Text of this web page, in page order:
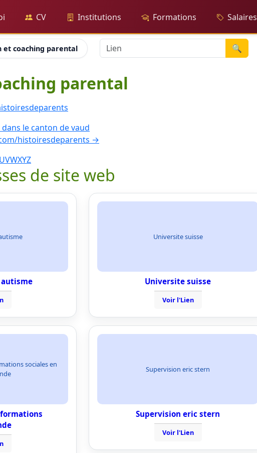
CV Institutions Formations Salaires
et coaching parental 🔍
parental
le canton de vaud
histoiresdeparents →
UVWXYZ
de site web
Universite suisse
Universite suisse
Voir l'Lien
sociales en
Supervision eric stern
Supervision eric stern
Voir l'Lien